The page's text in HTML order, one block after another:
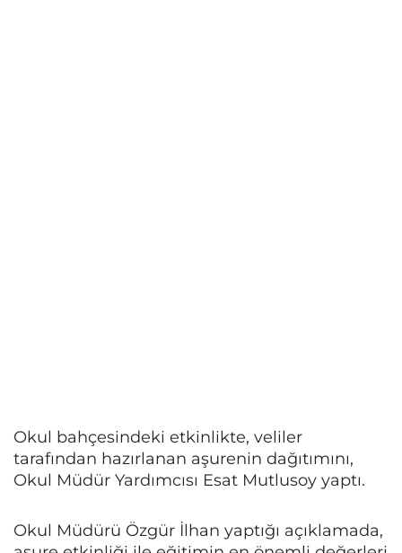
Okul bahçesindeki etkinlikte, veliler
tarafından hazırlanan aşurenin dağıtımını,
Okul Müdür Yardımcısı Esat Mutlusoy yaptı.
Okul Müdürü Özgür İlhan yaptığı açıklamada,